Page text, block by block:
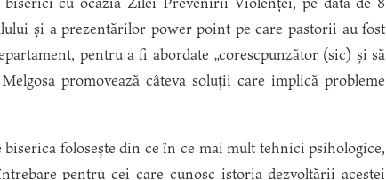
și a prezentărilor power point pe care pastorii au fost
pentru a fi abordate „corescpunzător (sic) și să
promovează câteva soluții care implică probleme
folosește din ce în ce mai mult tehnici psihologice,
pentru cei care cunosc istoria dezvoltării acestei